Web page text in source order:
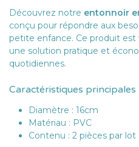
Découvrez notre entonnoir
conçu pour répondre aux
petite enfance. Ce produit
une solution pratique et
quotidiennes.
Caractéristiques principales
Diamètre : 16cm
Matériau : PVC
Contenu : 2 pièces par lot